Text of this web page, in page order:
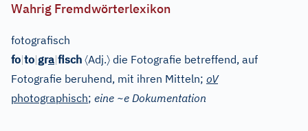
Wahrig Fremdwörterlexikon
fotografisch
fo|to|gra|fisch 〈Adj.〉 die Fotografie betreffend, auf
Fotografie beruhend, mit ihren Mitteln; oV
photographisch; eine ~e Dokumentation